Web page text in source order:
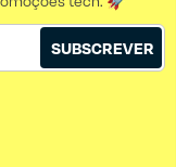
SUBSCREVER